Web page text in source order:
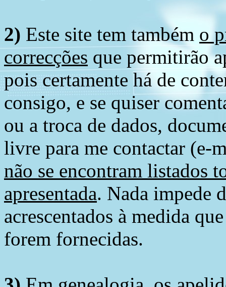
2) Este site tem também o
correcções que permitirão
pois certamente há de
consigo, e se quiser
ou a troca de dados,
livre para me contactar (e-
não se encontram listados
apresentada. Nada impede
acrescentados à medida
forem fornecidas.